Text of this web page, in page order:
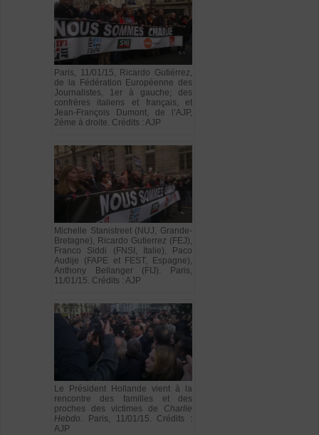
Paris, 11/01/15, Ricardo Gutiérrez,
de la Fédération Européenne des
Journalistes, 1er à gauche; des
confrères italiens et français, et
Jean-François Dumont, de l’AJP,
2ème à droite. Crédits : AJP
Michelle Stanistreet (NUJ, Grande-
Bretagne), Ricardo Gutierrez (FEJ),
Franco Siddi (FNSI, Italie), Paco
Audije (FAPE et FEST, Espagne),
Anthony Bellanger (FIJ). Paris,
11/01/15. Crédits : AJP
Le Président Hollande vient à la
rencontre des familles et des
proches des victimes de Charlie
Hebdo. Paris, 11/01/15. Crédits :
AJP